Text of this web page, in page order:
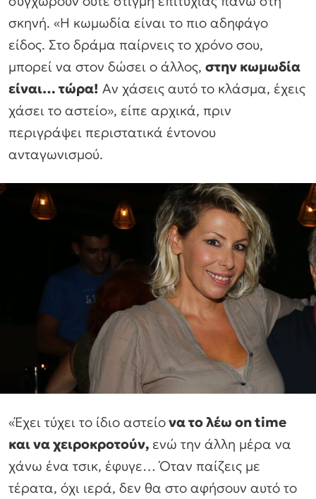
σκηνή. «Η κωμωδία είναι το πιο αδηφάγο
είδος. Στο δράμα παίρνεις το χρόνο σου,
μπορεί να στον δώσει ο άλλος, στην κωμωδία
είναι… τώρα! Αν χάσεις αυτό το κλάσμα, έχεις
χάσει το αστείο», είπε αρχικά, πριν
περιγράψει περιστατικά έντονου
ανταγωνισμού.
«Έχει τύχει το ίδιο αστείονα το λέω on time
και να χειροκροτούν, ενώ την άλλη μέρα να
χάνω ένα τσικ, έφυγε… Όταν παίζεις με
τέρατα, όχι ιερά, δεν θα στο αφήσουν αυτό το